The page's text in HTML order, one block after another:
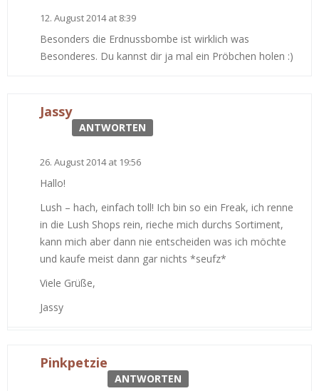
12. August 2014 at 8:39
Besonders die Erdnussbombe ist wirklich was
Besonderes. Du kannst dir ja mal ein Pröbchen holen :)
Jassy
ANTWORTEN
26. August 2014 at 19:56
Hallo!
Lush – hach, einfach toll! Ich bin so ein Freak, ich renne
in die Lush Shops rein, rieche mich durchs Sortiment,
kann mich aber dann nie entscheiden was ich möchte
und kaufe meist dann gar nichts *seufz*
Viele Grüße,
Jassy
Pinkpetzie
ANTWORTEN